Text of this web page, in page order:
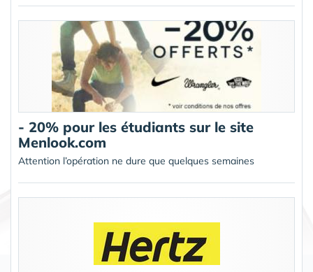
- 20% pour les étudiants sur le site
Menlook.com
Attention l’opération ne dure que quelques semaines